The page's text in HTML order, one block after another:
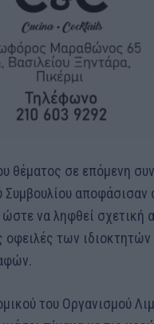
θέματος σε επόμενη
Συμβουλίου
να ληφθεί σχετική
οφειλές των
του Οργανισμού